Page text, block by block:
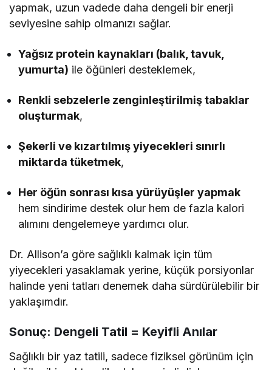
yapmak, uzun vadede daha dengeli bir enerji
seviyesine sahip olmanızı sağlar.
Yağsız protein kaynakları (balık, tavuk,
yumurta) ile öğünleri desteklemek,
Renkli sebzelerle zenginleştirilmiş tabaklar
oluşturmak,
Şekerli ve kızartılmış yiyecekleri sınırlı
miktarda tüketmek,
Her öğün sonrası kısa yürüyüşler yapmak
hem sindirime destek olur hem de fazla kalori
alımını dengelemeye yardımcı olur.
Dr. Allison’a göre sağlıklı kalmak için tüm
yiyecekleri yasaklamak yerine, küçük porsiyonlar
halinde yeni tatları denemek daha sürdürülebilir bir
yaklaşımdır.
Sonuç: Dengeli Tatil = Keyifli Anılar
Sağlıklı bir yaz tatili, sadece fiziksel görünüm için